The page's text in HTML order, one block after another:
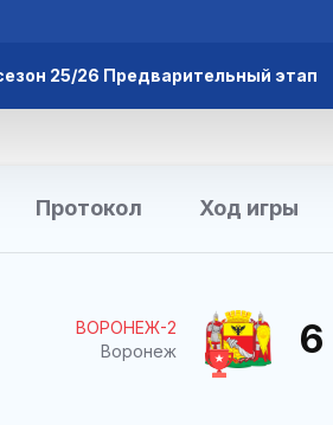
25/26 Предварительный этап
Протокол Ход игры
ВОРОНЕЖ-2
Воронеж
6